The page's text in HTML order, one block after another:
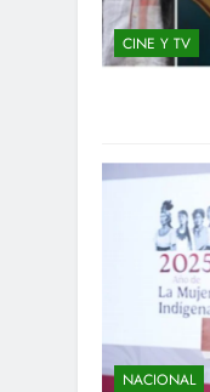
CINE Y TV
NACIONAL